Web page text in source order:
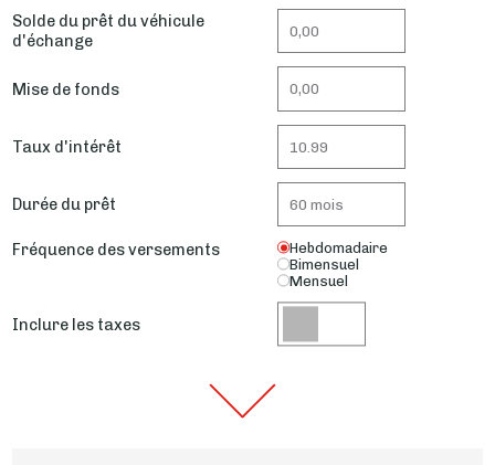
Solde du prêt du véhicule
d'échange
Mise de fonds
Taux d'intérêt
Durée du prêt
Fréquence des versements
Hebdomadaire
Bimensuel
Mensuel
Inclure les taxes